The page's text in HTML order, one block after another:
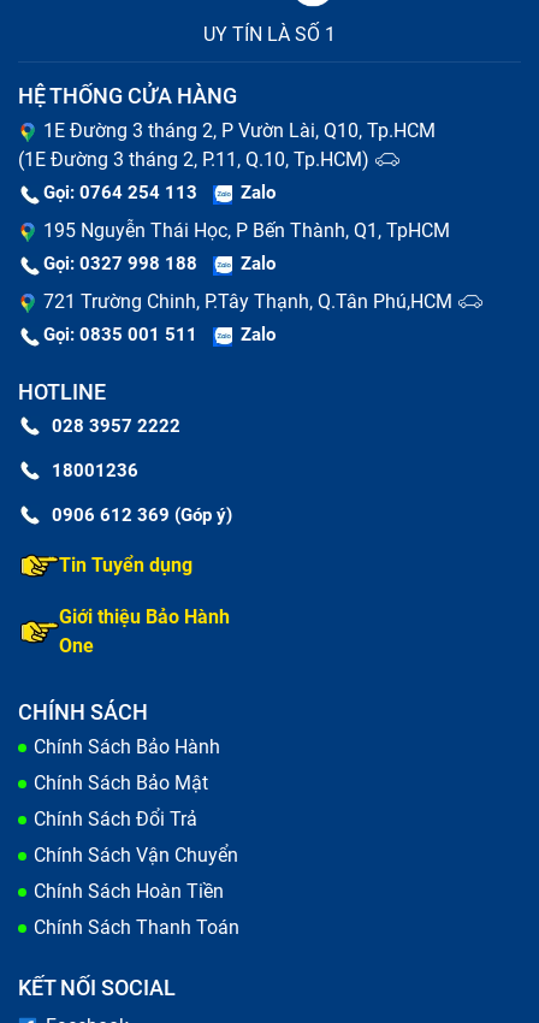
UY TÍN LÀ SỐ 1
HỆ THỐNG CỬA HÀNG
1E Đường 3 tháng 2, P Vườn Lài, Q10, Tp.HCM
(1E Đường 3 tháng 2, P.11, Q.10, Tp.HCM)
Gọi: 0764 254 113 Zalo
195 Nguyễn Thái Học, P Bến Thành, Q1, TpHCM
Gọi: 0327 998 188 Zalo
721 Trường Chinh, P.Tây Thạnh, Q.Tân Phú,HCM
Gọi: 0835 001 511 Zalo
HOTLINE
028 3957 2222
18001236
0906 612 369 (Góp ý)
Tin Tuyển dụng
Giới thiệu Bảo Hành
One
CHÍNH SÁCH
Chính Sách Bảo Hành
Chính Sách Bảo Mật
Chính Sách Đổi Trả
Chính Sách Vận Chuyển
Chính Sách Hoàn Tiền
Chính Sách Thanh Toán
KẾT NỐI SOCIAL